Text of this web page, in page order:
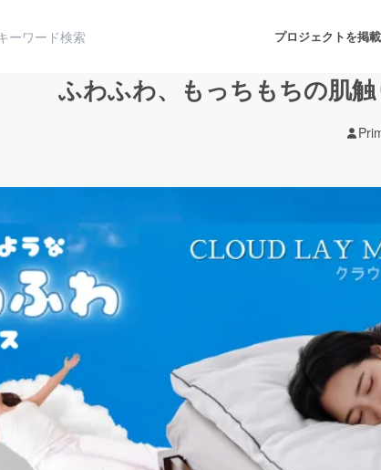
プロジェクトを掲
アート・写真
テクノロジー・ガジェット ゲーム・サービス開発
映像・映画
ビジネス・起業 チャレンジ
まちづくり・地域活性化
ふわふわ、もっちもちの肌